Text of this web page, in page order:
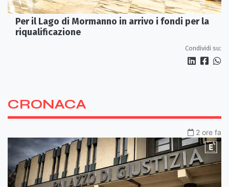
Per il Lago di Mormanno in arrivo i fondi per la
riqualificazione
Condividi su:
CRONACA
2 ore fa